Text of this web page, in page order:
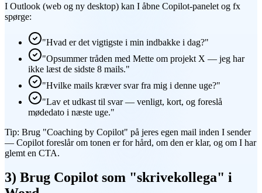
I Outlook (web og ny desktop) kan I åbne Copilot-panelet og fx
spørge:
"Hvad er det vigtigste i min indbakke i dag?"
"Opsummer tråden med Mette om projekt X — jeg har
ikke læst de sidste 8 mails."
"Hvilke mails kræver svar fra mig i denne uge?"
"Lav et udkast til svar — venligt, kort, og foreslå
mødedato i næste uge."
Tip: Brug "Coaching by Copilot" på jeres egen mail inden I sender
— Copilot foreslår om tonen er for hård, om den er klar, og om I har
glemt en CTA.
3) Brug Copilot som "skrivekollega" i